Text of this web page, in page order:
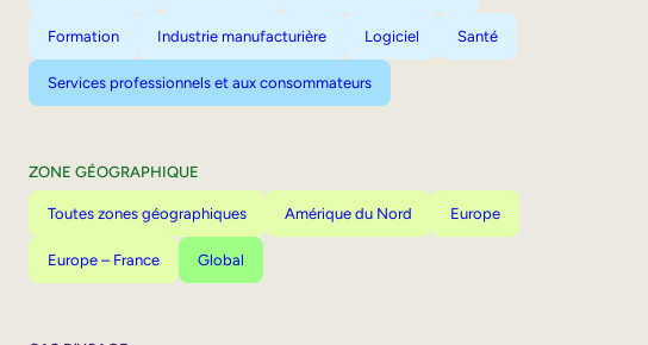
Formation Industrie manufacturière Logiciel Santé
Services professionnels et aux consommateurs
ZONE GÉOGRAPHIQUE
Toutes zones géographiques Amérique du Nord Europe
Europe – France Global